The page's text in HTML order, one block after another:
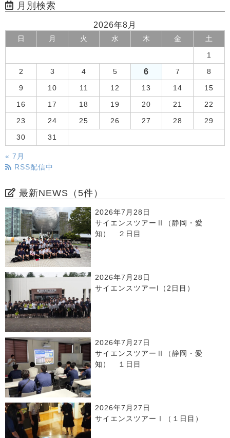
月別検索
2026年8月
日 月 火 水 木 金 土
1
2 3 4 5 6 7 8
9 10 11 12 13 14 15
16 17 18 19 20 21 22
23 24 25 26 27 28 29
30 31
« 7月
RSS配信中
最新NEWS（5件）
2026年7月28日
サイエンスツアーⅡ（静岡・愛
知） ２日目
2026年7月28日
サイエンスツアーI（2日目）
2026年7月27日
サイエンスツアーⅡ（静岡・愛
知） １日目
2026年7月27日
サイエンスツアーⅠ（１日目）